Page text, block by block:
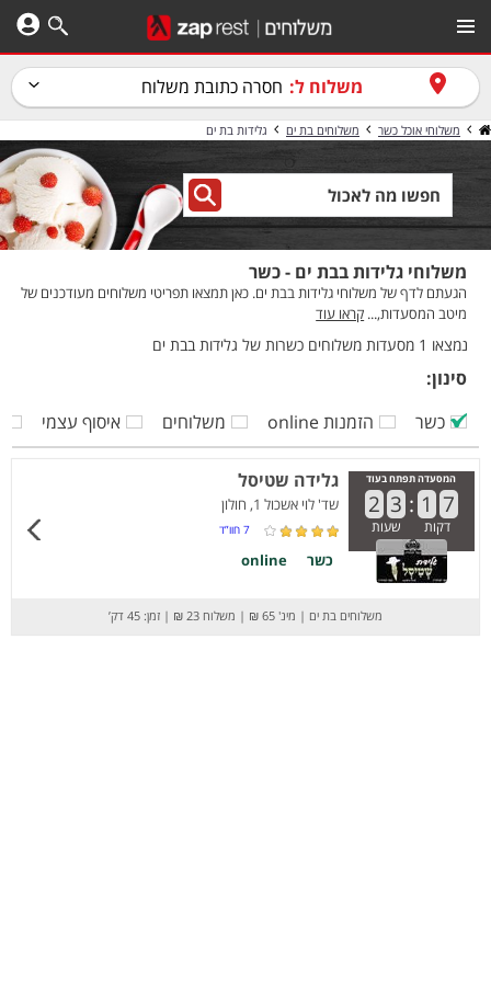
משלוח ל: חסרה כתובת משלוח
משלוחי אוכל כשר משלוחים בת ים גלידות בת ים
משלוחי גלידות בבת ים - כשר
הגעתם לדף של משלוחי גלידות בבת ים. כאן תמצאו תפריטי משלוחים מעודכנים של
מיטב המסעדות,... קראו עוד
נמצאו 1 מסעדות משלוחים כשרות של גלידות בבת ים
סינון:
כשר
הזמנות online משלוחים איסוף עצמי
המסעדה תפתח בעוד
2 3 : 1 7
דקות שעות
גלידה שטיסל
שד' לוי אשכול 1, חולון
7 חוו”ד
כשר online
משלוחים בת ים | מינ' 65 ₪ | משלוח 23 ₪ | זמן: 45 דק’